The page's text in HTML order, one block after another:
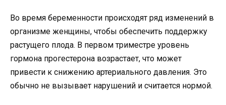
Во время беременности происходят ряд изменений в
организме женщины, чтобы обеспечить поддержку
растущего плода. В первом триместре уровень
гормона прогестерона возрастает, что может
привести к снижению артериального давления. Это
обычно не вызывает нарушений и считается нормой.